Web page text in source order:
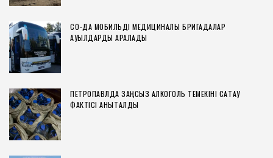
СҚО-ДА МОБИЛЬДІ МЕДИЦИНАЛЫҚ БРИГАДАЛАР
АУЫЛДАРДЫ АРАЛАДЫ
ПЕТРОПАВЛДА ЗАҢСЫЗ АЛКОГОЛЬ ТЕМЕКІНІ САҚТАУ
ФАКТІСІ АНЫҚТАЛДЫ